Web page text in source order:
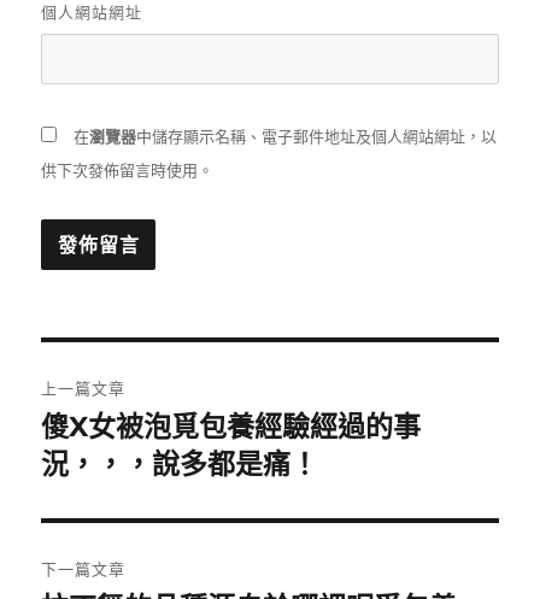
個人網站網址
在瀏覽器中儲存顯示名稱、電子郵件地址及個人網站網址，以
供下次發佈留言時使用。
章
導
覽
上一篇文章
上
一
文
章:
傻X女被泡覓包養經驗經過的事
況，，，說多都是痛！
下一篇文章